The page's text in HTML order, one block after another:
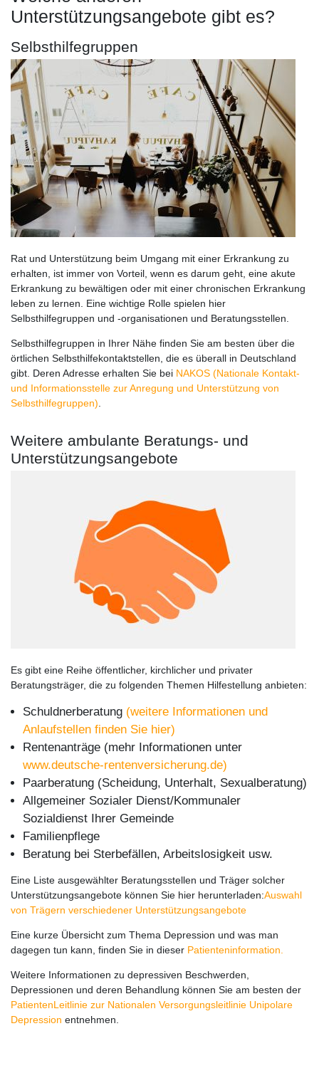
Unterstützungsangebote gibt es?
Selbsthilfegruppen
Rat und Unterstützung beim Umgang mit einer Erkrankung zu
erhalten, ist immer von Vorteil, wenn es darum geht, eine akute
Erkrankung zu bewältigen oder mit einer chronischen Erkrankung
leben zu lernen. Eine wichtige Rolle spielen hier
Selbsthilfegruppen und -organisationen und Beratungsstellen.
Selbsthilfegruppen in Ihrer Nähe finden Sie am besten über die
örtlichen Selbsthilfekontaktstellen, die es überall in Deutschland
gibt. Deren Adresse erhalten Sie bei NAKOS (Nationale Kontakt-
und Informationsstelle zur Anregung und Unterstützung von
Selbsthilfegruppen)
Weitere ambulante Beratungs- und
Unterstützungsangebote
Es gibt eine Reihe öffentlicher, kirchlicher und privater
Beratungsträger, die zu folgenden Themen Hilfestellung anbieten:
Schuldnerberatung (weitere Informationen und
Anlaufstellen finden Sie hier)
Rentenanträge (mehr Informationen unter
www.deutsche-rentenversicherung.de)
Paarberatung (Scheidung, Unterhalt, Sexualberatung)
Allgemeiner Sozialer Dienst/Kommunaler
Sozialdienst Ihrer Gemeinde
Familienpflege
Beratung bei Sterbefällen, Arbeitslosigkeit usw.
Eine Liste ausgewählter Beratungsstellen und Träger solcher
Unterstützungsangebote können Sie hier herunterladen:Auswahl
von Trägern verschiedener Unterstützungsangebote
Eine kurze Übersicht zum Thema Depression und was man
dagegen tun kann, finden Sie in dieser Patienteninformation.
Weitere Informationen zu depressiven Beschwerden,
Depressionen und deren Behandlung können Sie am besten der
PatientenLeitlinie zur Nationalen Versorgungsleitlinie Unipolare
Depression entnehmen.